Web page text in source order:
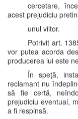
cercetare,
acest prejudiciu
unul viitor.
Potrivit art.
vor putea acorda
producerea lui este
În speţă,
reclamant nu
să fie certă,
prejudiciu eventual,
a fi respinsă.